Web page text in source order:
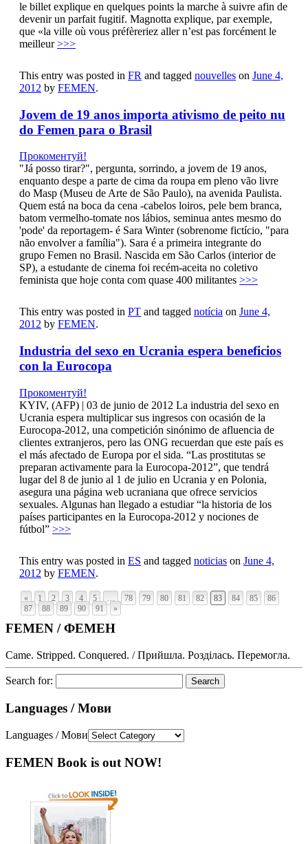
le billet explique en quelques points la marche à suivre afin de
devenir un parfait fugitif. Magnotta explique, par exemple,
que «la ville où vous préfèreriez aller n’est pas forcément le
meilleur>>>
This entry was posted in FR and tagged nouvelles on June 4,
2012 by FEMEN.
Jovem de 19 anos importa ativismo de peito nu
do Femen para o Brasil
Прокоментуй!
"Já posso tirar?", pergunta, sorrindo, a jovem de 19 anos,
enquanto despe a parte de cima da roupa em pleno vão livre
do Masp (Museu de Arte de São Paulo), na avenida Paulista.
Quem está na boca da cena -cabelos loiros, pele bem branca,
batom vermelho-tomate nos lábios, seminua antes mesmo do
'pode' da reportagem- é Sara Winter (sobrenome fictício, "para
não envolver a família"). Sara é a primeira integrante do
grupo Femen no Brasil. Nascida em São Carlos (interior de
SP), a estudante de cinema foi recém-aceita no coletivo
feminista que hoje conta com quase 400 militantes >>>
This entry was posted in PT and tagged notícia on June 4,
2012 by FEMEN.
Industria del sexo en Ucrania espera beneficios
con la Eurocopa
Прокоментуй!
KYIV, (AFP) | 03 de junio de 2012 La industria del sexo en
Ucrania espera multiplicar sus ingresos con ocasión de la
Eurocopa-2012, una competición sinónimo de afluencia de
clientes extranjeros, pero las ONG recuerdan que este país es
el más afectado de Europa por el sida. “Las prostitutas se
preparan activamente para la Eurocopa-2012”, que tendrá
lugar del 8 de junio al 1 de julio en Ucrania y en Polonia,
asegura una página web ucraniana que ofrece servicios
sexuales. Algunas han llegado a estudiar “la historia de los
países participantes en la Eurocopa-2012 y nociones de
fútbol” >>>
This entry was posted in ES and tagged noticias on June 4,
2012 by FEMEN.
« 1 2 3 4 5 … 78 79 80 81 82 83 84 85
86
87
88 89 90 91 »
FEMEN / ФЕМЕН
Came. Stripped. Conquered. / Прийшла. Розділась. Перемогла.
Search for:
Languages / Мови
Languages / Мови
FEMEN Book is out NOW!